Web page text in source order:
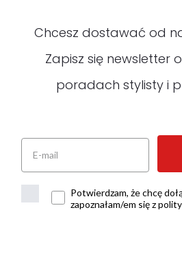
Chcesz dostawać od
Zapisz się newsletter
poradach stylisty i
Potwierdzam, że chcę
zapoznałam/em się z